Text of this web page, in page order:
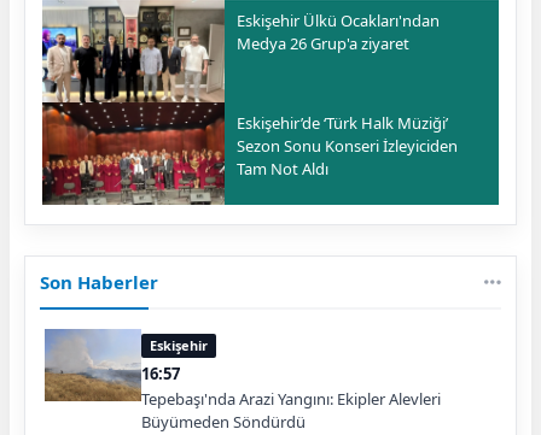
Eskişehir Ülkü Ocakları'ndan
Medya 26 Grup'a ziyaret
Eskişehir’de ‘Türk Halk Müziği’
Sezon Sonu Konseri İzleyiciden
Tam Not Aldı
Son Haberler
Eskişehir
16:57
Tepebaşı'nda Arazi Yangını: Ekipler Alevleri
Büyümeden Söndürdü